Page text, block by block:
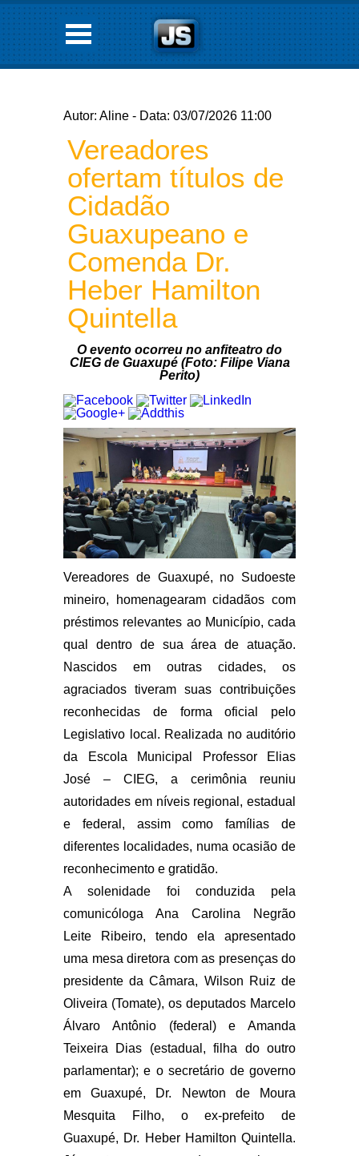
Autor: Aline - Data: 03/07/2026 11:00
Vereadores
ofertam títulos de
Cidadão
Guaxupeano e
Comenda Dr.
Heber Hamilton
Quintella
O evento ocorreu no anfiteatro do
CIEG de Guaxupé (Foto: Filipe Viana
Perito)
Vereadores de Guaxupé, no Sudoeste
mineiro, homenagearam cidadãos com
préstimos relevantes ao Município, cada
qual dentro de sua área de atuação.
Nascidos em outras cidades, os
agraciados tiveram suas contribuições
reconhecidas de forma oficial pelo
Legislativo local. Realizada no auditório
da Escola Municipal Professor Elias
José – CIEG, a cerimônia reuniu
autoridades em níveis regional, estadual
e federal, assim como famílias de
diferentes localidades, numa ocasião de
reconhecimento e gratidão.
A solenidade foi conduzida pela
comunicóloga Ana Carolina Negrão
Leite Ribeiro, tendo ela apresentado
uma mesa diretora com as presenças do
presidente da Câmara, Wilson Ruiz de
Oliveira (Tomate), os deputados Marcelo
Álvaro Antônio (federal) e Amanda
Teixeira Dias (estadual, filha do outro
parlamentar); e o secretário de governo
em Guaxupé, Dr. Newton de Moura
Mesquita Filho, o ex-prefeito de
Guaxupé, Dr. Heber Hamilton Quintella.